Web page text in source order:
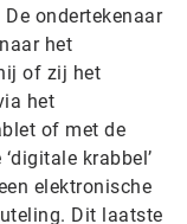
ondertekenaar
het
of zij het
het
of met de
krabbel’
elektronische
Dit laatste